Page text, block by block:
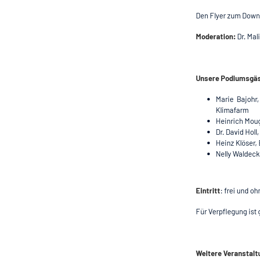
Den Flyer zum
Moderation: Dr.
Unsere
Marie
Klimafarm
Heinrich
Dr. David
Heinz Klöser,
Nelly
Eintritt: frei und
Für Verpflegung ist
Weitere